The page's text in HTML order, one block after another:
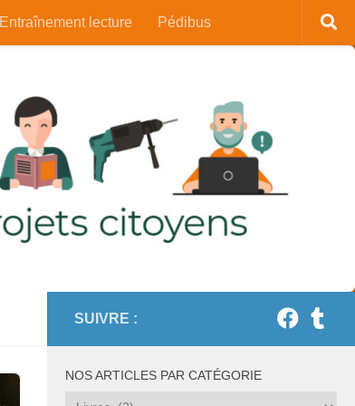
Entraînement lecture Pédibus
SUIVRE :
NOS ARTICLES PAR CATÉGORIE
Nos